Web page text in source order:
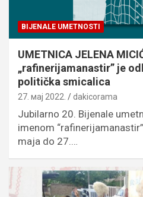
BIJENALE UMETNOSTI
UMETNICA JELENA
„rafinerijamanastir” je
politička smicalica
27. мај 2022. dakicorama
Jubilarno 20. Bijenale
imenom
maja do 27.…